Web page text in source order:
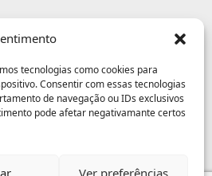
tecnologias como cookies para
Consentir com essas tecnologias
de navegação ou IDs exclusivos
pode afetar negativamante certos
Ver preferências